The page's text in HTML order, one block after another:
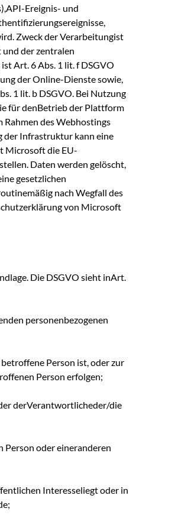
Ereignis- und
Zweck der Verarbeitungist
der zentralen
Art. 6 Abs. 1 lit. f DSGVO
der Online-Dienste sowie,
1 lit. b DSGVO. Bei Nutzung
für denBetrieb der Plattform
des Webhostings
der Infrastruktur kann eine
Microsoft die EU-
Daten werden gelöscht,
gesetzlichen
nach Wegfall des
von Microsoft
Die DSGVO sieht inArt.
personenbezogenen
Person ist, oder zur
Person erfolgen;
derVerantwortlicheder/die
oder eineranderen
Interesseliegt oder in